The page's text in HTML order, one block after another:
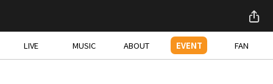
LIVE MUSIC ABOUT EVENT FAN